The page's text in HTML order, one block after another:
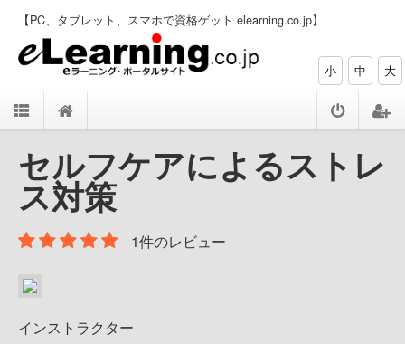
【PC、タブレット、スマホで資格ゲット elearning.co.jp】
小 中 大
セルフケアによるストレ
ス対策
1件のレビュー
インストラクター